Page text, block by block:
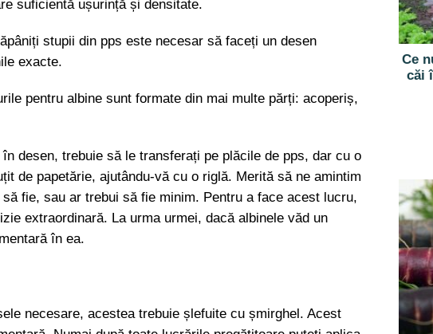
suficientă ușurință și densitate.
stupii din pps este necesar să faceți un desen
exacte.
pentru albine sunt formate din mai multe părți: acoperiș,
desen, trebuie să le transferați pe plăcile de pps, dar cu o
de papetărie, ajutându-vă cu o riglă. Merită să ne amintim
fie, sau ar trebui să fie minim. Pentru a face acest lucru,
extraordinară. La urma urmei, dacă albinele văd un
în ea.
necesare, acestea trebuie șlefuite cu șmirghel. Acest
Ce
căi